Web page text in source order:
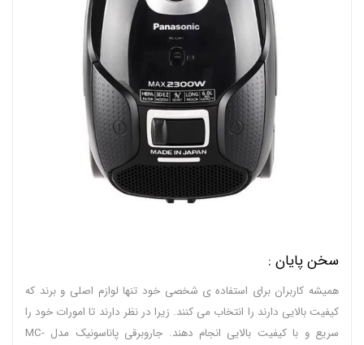
سخن پایان :
همیشه کاربران برای استفاده ی شخصی خود تنها لوازم اصلی و برند که
کیفیت بالایی دارند را انتخاب می کنند. زیرا در نظر دارند تا امورات خود را
سریع و با کیفیت بالایی انجام دهند. جاروبرقی پاناسونیک مدل MC-